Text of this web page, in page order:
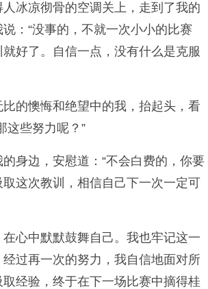
冰凉彻骨的空调关上，走到了我的
：“没事的，不就一次小小的比赛
好了。自信一点，没有什么是克服
的懊悔和绝望中的我，抬起头，看
这些努力呢？”
身边，安慰道：“不会白费的，你要
这次教训，相信自己下一次一定可
心中默默鼓舞自己。我也牢记这一
过再一次的努力，我自信地面对所
经验，终于在下一场比赛中摘得桂